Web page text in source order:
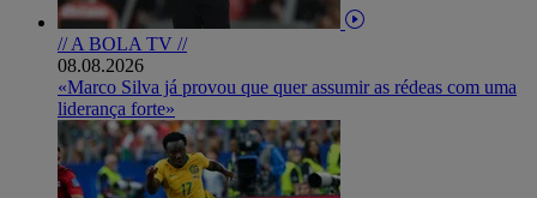
// A BOLA TV //
08.08.2026
«Marco Silva já provou que quer assumir as rédeas com uma
liderança forte»